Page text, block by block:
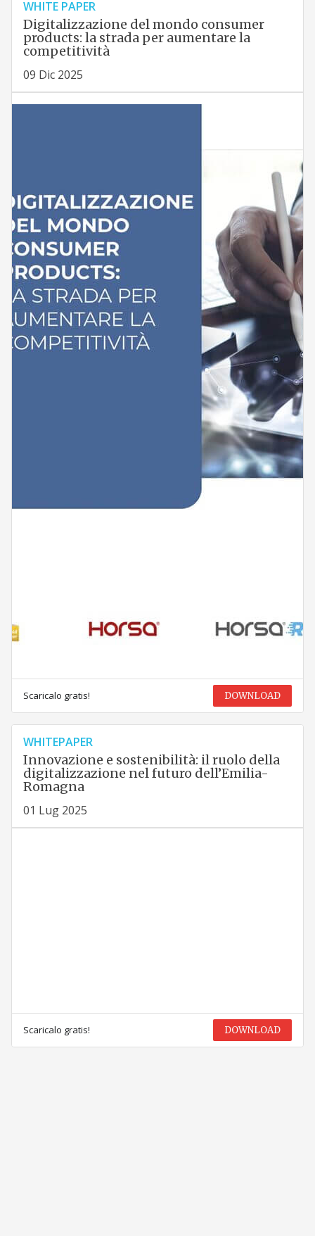
WHITE PAPER
Digitalizzazione del mondo consumer
products: la strada per aumentare la
competitività
09 Dic 2025
Scaricalo gratis! DOWNLOAD
WHITEPAPER
Innovazione e sostenibilità: il ruolo della
digitalizzazione nel futuro dell’Emilia-
Romagna
01 Lug 2025
Scaricalo gratis! DOWNLOAD